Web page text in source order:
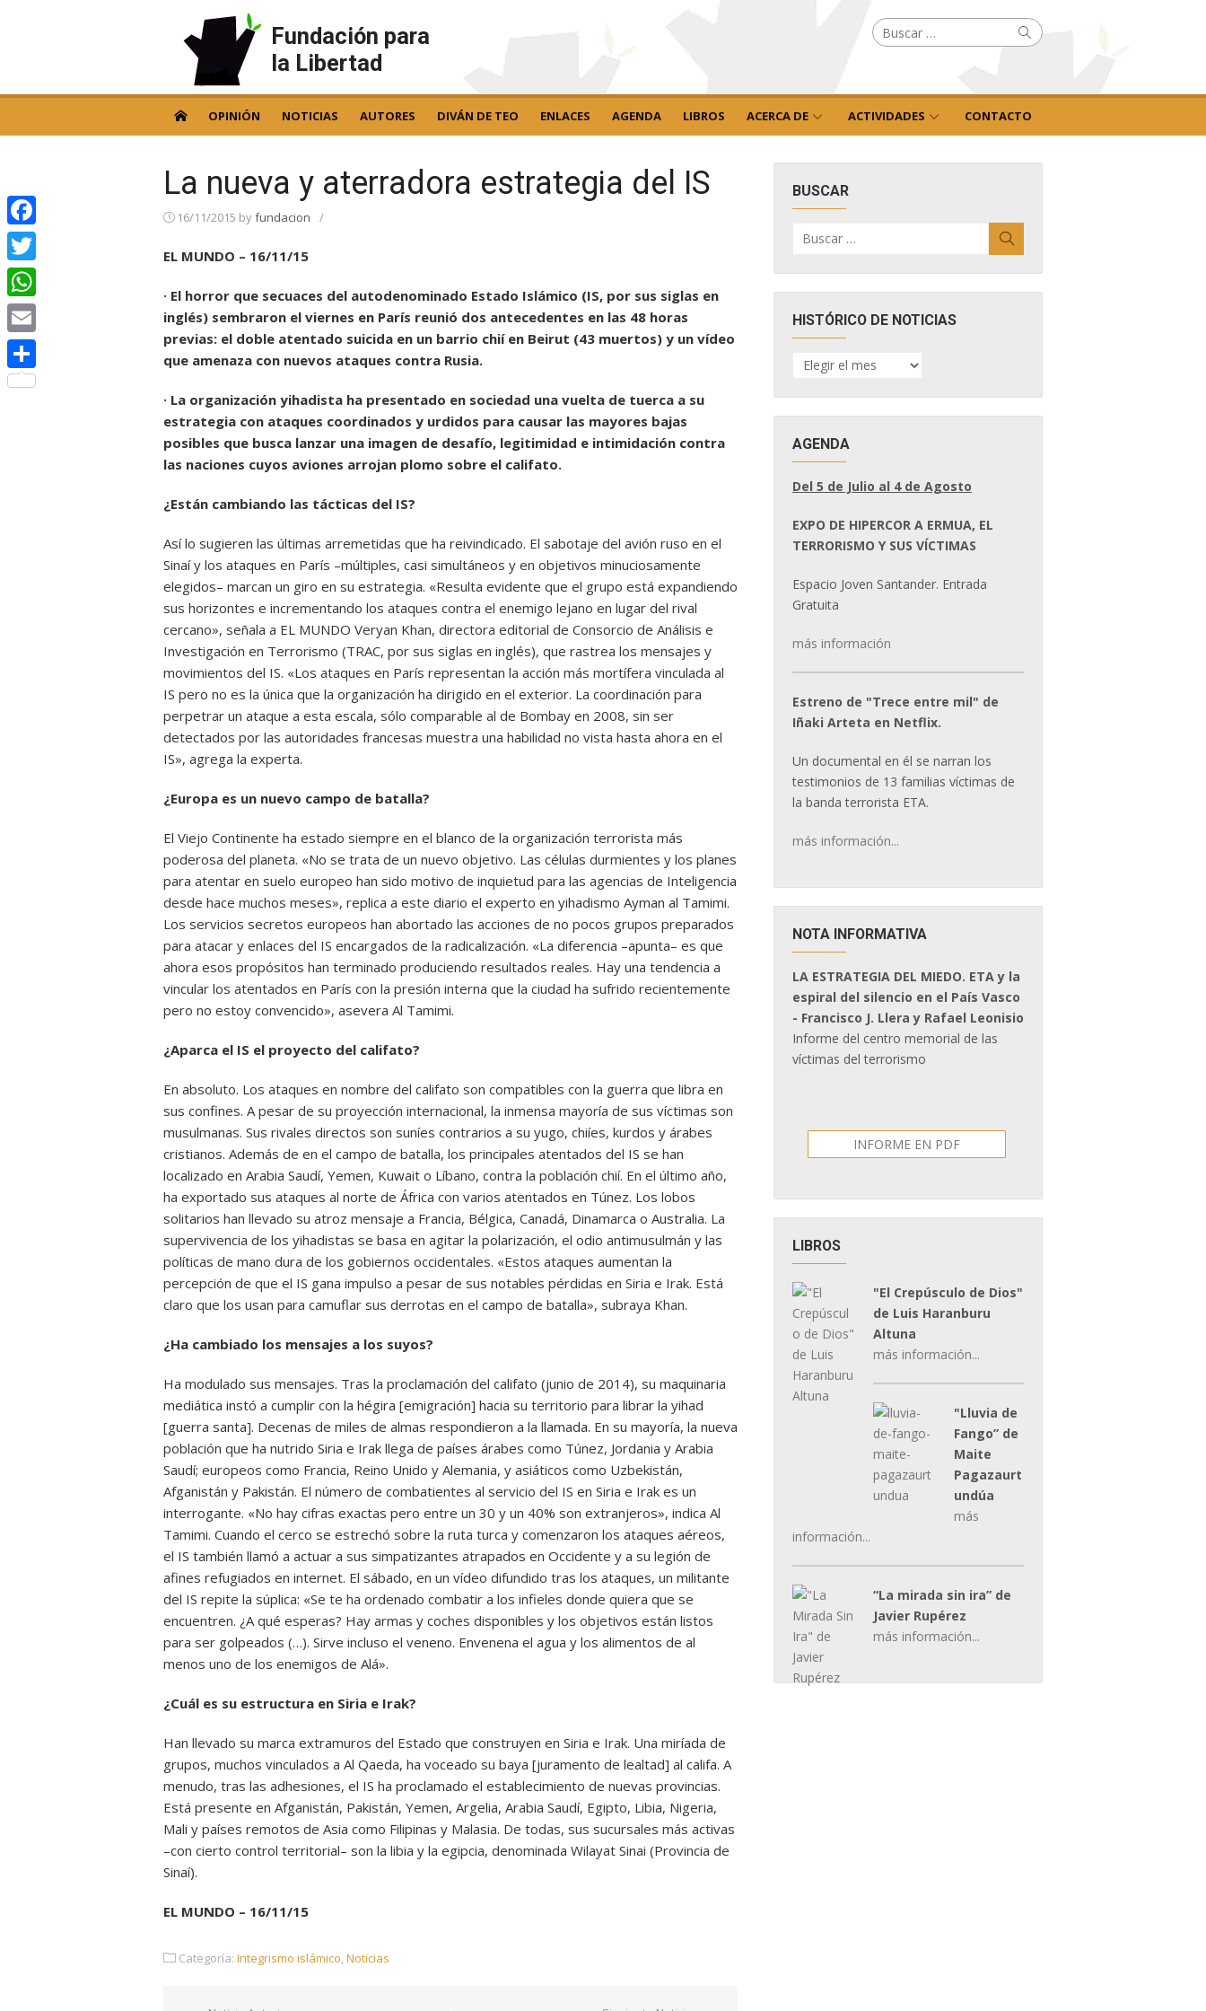
Fundación para
la Libertad
Buscar
por: Buscar
OPINIÓN NOTICIAS AUTORES DIVÁN DE TEO ENLACES AGENDA LIBROS ACERCA DE ACTIVIDADES CONTACTO
La nueva y aterradora estrategia del IS
16/11/2015 byfundacion /
EL MUNDO – 16/11/15
· El horror que secuaces del autodenominado Estado Islámico (IS, por sus siglas en
inglés) sembraron el viernes en París reunió dos antecedentes en las 48 horas
previas: el doble atentado suicida en un barrio chií en Beirut (43 muertos) y un vídeo
que amenaza con nuevos ataques contra Rusia.
· La organización yihadista ha presentado en sociedad una vuelta de tuerca a su
estrategia con ataques coordinados y urdidos para causar las mayores bajas
posibles que busca lanzar una imagen de desafío, legitimidad e intimidación contra
las naciones cuyos aviones arrojan plomo sobre el califato.
¿Están cambiando las tácticas del IS?
Así lo sugieren las últimas arremetidas que ha reivindicado. El sabotaje del avión ruso en el
Sinaí y los ataques en París –múltiples, casi simultáneos y en objetivos minuciosamente
elegidos– marcan un giro en su estrategia. «Resulta evidente que el grupo está expandiendo
sus horizontes e incrementando los ataques contra el enemigo lejano en lugar del rival
cercano», señala a EL MUNDO Veryan Khan, directora editorial de Consorcio de Análisis e
Investigación en Terrorismo (TRAC, por sus siglas en inglés), que rastrea los mensajes y
movimientos del IS. «Los ataques en París representan la acción más mortífera vinculada al
IS pero no es la única que la organización ha dirigido en el exterior. La coordinación para
perpetrar un ataque a esta escala, sólo comparable al de Bombay en 2008, sin ser
detectados por las autoridades francesas muestra una habilidad no vista hasta ahora en el
IS», agrega la experta.
¿Europa es un nuevo campo de batalla?
El Viejo Continente ha estado siempre en el blanco de la organización terrorista más
poderosa del planeta. «No se trata de un nuevo objetivo. Las células durmientes y los planes
para atentar en suelo europeo han sido motivo de inquietud para las agencias de Inteligencia
desde hace muchos meses», replica a este diario el experto en yihadismo Ayman al Tamimi.
Los servicios secretos europeos han abortado las acciones de no pocos grupos preparados
para atacar y enlaces del IS encargados de la radicalización. «La diferencia –apunta– es que
ahora esos propósitos han terminado produciendo resultados reales. Hay una tendencia a
vincular los atentados en París con la presión interna que la ciudad ha sufrido recientemente
pero no estoy convencido», asevera Al Tamimi.
¿Aparca el IS el proyecto del califato?
En absoluto. Los ataques en nombre del califato son compatibles con la guerra que libra en
sus confines. A pesar de su proyección internacional, la inmensa mayoría de sus víctimas son
musulmanas. Sus rivales directos son suníes contrarios a su yugo, chiíes, kurdos y árabes
cristianos. Además de en el campo de batalla, los principales atentados del IS se han
localizado en Arabia Saudí, Yemen, Kuwait o Líbano, contra la población chií. En el último año,
ha exportado sus ataques al norte de África con varios atentados en Túnez. Los lobos
solitarios han llevado su atroz mensaje a Francia, Bélgica, Canadá, Dinamarca o Australia. La
supervivencia de los yihadistas se basa en agitar la polarización, el odio antimusulmán y las
políticas de mano dura de los gobiernos occidentales. «Estos ataques aumentan la
percepción de que el IS gana impulso a pesar de sus notables pérdidas en Siria e Irak. Está
claro que los usan para camuflar sus derrotas en el campo de batalla», subraya Khan.
¿Ha cambiado los mensajes a los suyos?
Ha modulado sus mensajes. Tras la proclamación del califato (junio de 2014), su maquinaria
mediática instó a cumplir con la hégira [emigración] hacia su territorio para librar la yihad
[guerra santa]. Decenas de miles de almas respondieron a la llamada. En su mayoría, la nueva
población que ha nutrido Siria e Irak llega de países árabes como Túnez, Jordania y Arabia
Saudí; europeos como Francia, Reino Unido y Alemania, y asiáticos como Uzbekistán,
Afganistán y Pakistán. El número de combatientes al servicio del IS en Siria e Irak es un
interrogante. «No hay cifras exactas pero entre un 30 y un 40% son extranjeros», indica Al
Tamimi. Cuando el cerco se estrechó sobre la ruta turca y comenzaron los ataques aéreos,
el IS también llamó a actuar a sus simpatizantes atrapados en Occidente y a su legión de
afines refugiados en internet. El sábado, en un vídeo difundido tras los ataques, un militante
del IS repite la súplica: «Se te ha ordenado combatir a los infieles donde quiera que se
encuentren. ¿A qué esperas? Hay armas y coches disponibles y los objetivos están listos
para ser golpeados (…). Sirve incluso el veneno. Envenena el agua y los alimentos de al
menos uno de los enemigos de Alá».
¿Cuál es su estructura en Siria e Irak?
Han llevado su marca extramuros del Estado que construyen en Siria e Irak. Una miríada de
grupos, muchos vinculados a Al Qaeda, ha voceado su baya [juramento de lealtad] al califa. A
menudo, tras las adhesiones, el IS ha proclamado el establecimiento de nuevas provincias.
Está presente en Afganistán, Pakistán, Yemen, Argelia, Arabia Saudí, Egipto, Libia, Nigeria,
Mali y países remotos de Asia como Filipinas y Malasia. De todas, sus sucursales más activas
–con cierto control territorial– son la libia y la egipcia, denominada Wilayat Sinai (Provincia de
Sinaí).
EL MUNDO – 16/11/15
Categoría: Integrismo islámico,Noticias
BUSCAR
por:
HISTÓRICO DE NOTICIAS
HISTÓRICO
DE
AGENDA
Del 5 de Julio al 4 de Agosto
EXPO DE HIPERCOR A ERMUA, EL
TERRORISMO Y SUS VÍCTIMAS
Espacio Joven Santander. Entrada
Gratuita
más información
Estreno de "Trece entre mil" de
Iñaki Arteta en Netflix.
Un documental en él se narran los
testimonios de 13 familias víctimas de
la banda terrorista ETA.
más información...
NOTA INFORMATIVA
LA ESTRATEGIA DEL MIEDO. ETA y la
espiral del silencio en el País Vasco
- Francisco J. Llera y Rafael Leonisio
Informe del centro memorial de las
víctimas del terrorismo
INFORME EN PDF
LIBROS
"El Crepúsculo de Dios"
de Luis Haranburu
Altuna
más información...
"Lluvia de
Fango” de
Maite
Pagazaurt
undúa
más
información...
“La mirada sin ira” de
Javier Rupérez
más información...
Facebook
Twitter
WhatsApp
Email
Compartir